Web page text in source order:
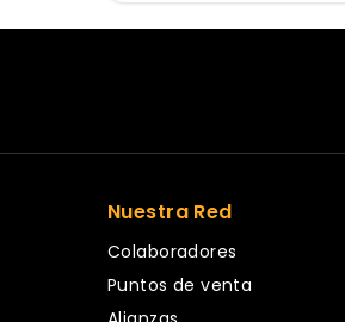
Nuestra Red
Colaboradores
Puntos de venta